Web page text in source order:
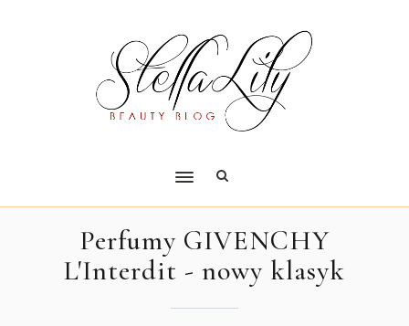
Perfumy GIVENCHY
L'Interdit - nowy klasyk